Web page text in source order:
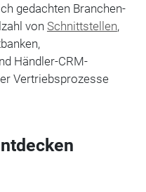
gedachten Branchen-
von Schnittstellen,
Händler-CRM-
Vertriebsprozesse